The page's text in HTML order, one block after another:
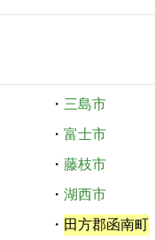
・ 三島市
・ 富士市
・ 藤枝市
・ 湖西市
・ 田方郡函南町